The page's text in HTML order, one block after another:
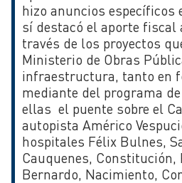
hizo anuncios específicos
sí destacó el aporte fiscal
través de los proyectos
Ministerio de Obras
infraestructura, tanto en
mediante del programa
ellas el puente sobre el
autopista Américo
hospitales Félix Bulnes,
Cauquenes, Constitución,
Bernardo, Nacimiento,